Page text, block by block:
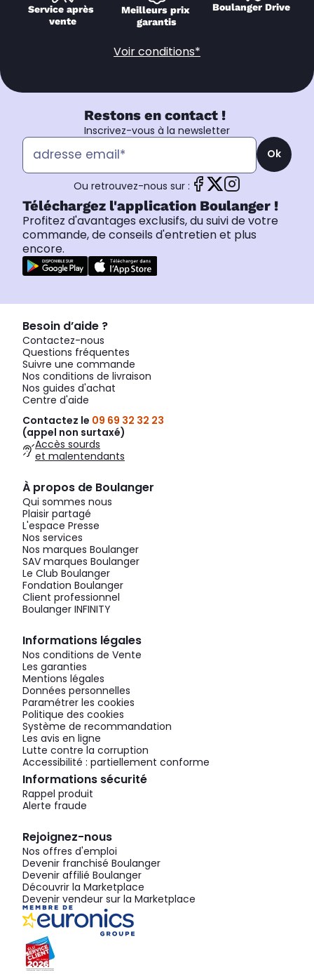
Service après
vente
Meilleurs prix
garantis
Boulanger Drive
Voir conditions*
Restons en contact !
Inscrivez-vous à la newsletter
Ok
Ou retrouvez-nous sur :
Téléchargez l'application Boulanger !
Profitez d'avantages exclusifs, du suivi de votre
commande, de conseils d'entretien et plus
encore.
Besoin d’aide ?
Contactez-nous
Questions fréquentes
Suivre une commande
Nos conditions de livraison
Nos guides d'achat
Centre d'aide
Contactez le 09 69 32 32 23
(appel non surtaxé)
Accès sourds
et malentendants
À propos de Boulanger
Qui sommes nous
Plaisir partagé
L'espace Presse
Nos services
Nos marques Boulanger
SAV marques Boulanger
Le Club Boulanger
Fondation Boulanger
Client professionnel
Boulanger INFINITY
Informations légales
Nos conditions de Vente
Les garanties
Mentions légales
Données personnelles
Paramétrer les cookies
Politique des cookies
Système de recommandation
Les avis en ligne
Lutte contre la corruption
Accessibilité : partiellement conforme
Informations sécurité
Rappel produit
Alerte fraude
Rejoignez-nous
Nos offres d'emploi
Devenir franchisé Boulanger
Devenir affilié Boulanger
Découvrir la Marketplace
Devenir vendeur sur la Marketplace